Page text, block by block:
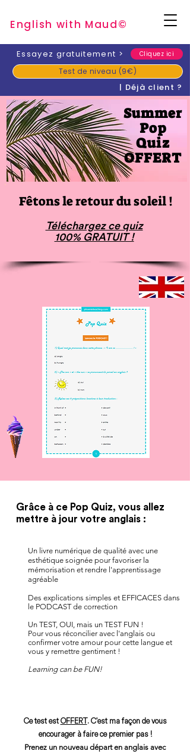
English with Maud©
​Essayez gratuitement > Cliquez ici
Test de niveau (9€)
| Déjà client ?
Summer
Pop
Quiz
OFFERT
Fêtons le retour du soleil !
Téléchargez ce quiz
100% GRATUIT !
Grâce à ce Pop Quiz, vous allez
mettre à jour votre anglais :
Un livre numérique de qualité avec une
esthétique soignée pour favoriser la
mémorisation et rendre l'apprentissage
agréable
Des explications simples et EFFICACES dans
le PODCAST de correction
Un TEST, OUI, mais un TEST FUN !
Pour vous réconcilier avec l'anglais ou
confirmer votre amour pour cette langue et
vous y remettre gentiment !
Learning can be FUN!
Ce test estOFFERT.C'est ma façon de vous
encourager à faire ce premier pas !
Prenez un nouveau départ en anglais avec